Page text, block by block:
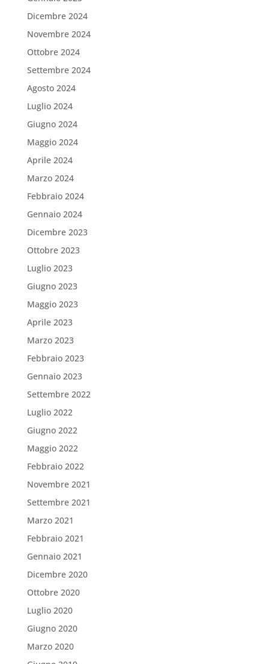
Dicembre 2024
Novembre 2024
Ottobre 2024
Settembre 2024
Agosto 2024
Luglio 2024
Giugno 2024
Maggio 2024
Aprile 2024
Marzo 2024
Febbraio 2024
Gennaio 2024
Dicembre 2023
Ottobre 2023
Luglio 2023
Giugno 2023
Maggio 2023
Aprile 2023
Marzo 2023
Febbraio 2023
Gennaio 2023
Settembre 2022
Luglio 2022
Giugno 2022
Maggio 2022
Febbraio 2022
Novembre 2021
Settembre 2021
Marzo 2021
Febbraio 2021
Gennaio 2021
Dicembre 2020
Ottobre 2020
Luglio 2020
Giugno 2020
Marzo 2020